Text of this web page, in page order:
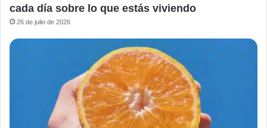
cada día sobre lo que estás viviendo
26 de julio de 2026